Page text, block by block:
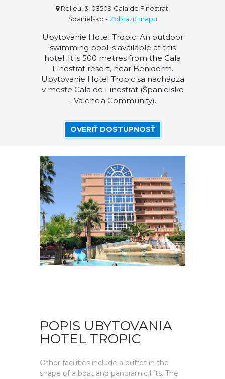
Relleu, 3, 03509 Cala de Finestrat,
Španielsko - Zobraziť mapu
Ubytovanie Hotel Tropic. An outdoor
swimming pool is available at this
hotel. It is 500 metres from the Cala
Finestrat resort, near Benidorm.
Ubytovanie Hotel Tropic sa nachádza
v meste Cala de Finestrat (Španielsko
- Valencia Community).
OVERIŤ DOSTUPNOSŤ
POPIS UBYTOVANIA
HOTEL TROPIC
Other facilities include a buffet in the
shape of a boat and panoramic lifts. The